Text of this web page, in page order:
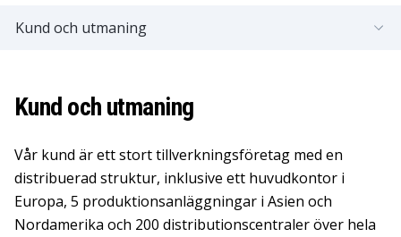
Kund och utmaning
Kund och utmaning
Vår kund är ett stort tillverkningsföretag med en
distribuerad struktur, inklusive ett huvudkontor i
Europa, 5 produktionsanläggningar i Asien och
Nordamerika och 200 distributionscentraler över hela